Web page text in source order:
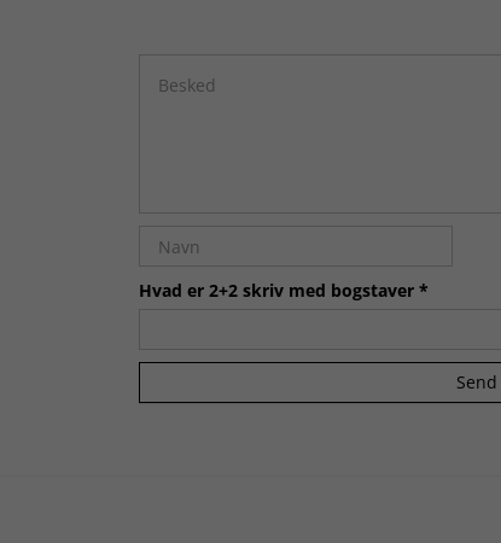
Hvad er 2+2 skriv med bogstaver *
Send